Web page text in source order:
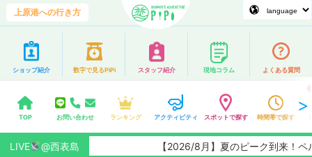
上原港への行き方
ショップ紹介 数字で見るPiPi スタッフ紹介 現地コラム よくある質問
TOP お問い合わせ ランキング アクティビティ スポットで探す 時間帯で探す
LIVE @西表島 【2026/8月】夏のピーク到来！